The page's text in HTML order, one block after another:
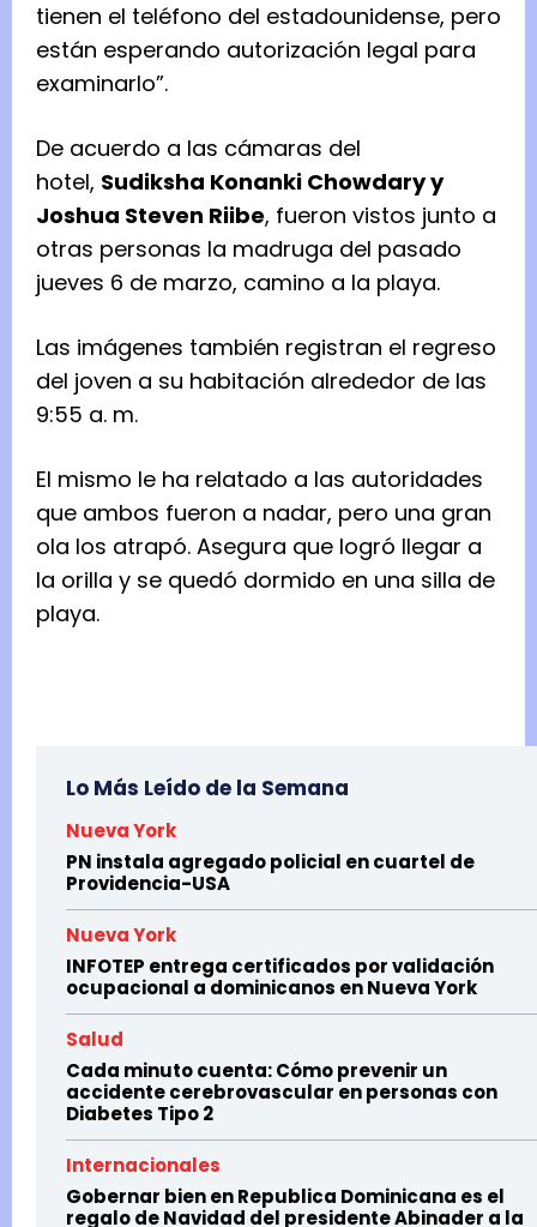
tienen el teléfono del estadounidense, pero
están esperando autorización legal para
examinarlo”.
De acuerdo a las cámaras del
hotel, Sudiksha Konanki Chowdary y
Joshua Steven Riibe, fueron vistos junto a
otras personas la madruga del pasado
jueves 6 de marzo, camino a la playa.
Las imágenes también registran el regreso
del joven a su habitación alrededor de las
9:55 a. m.
El mismo le ha relatado a las autoridades
que ambos fueron a nadar, pero una gran
ola los atrapó. Asegura que logró llegar a
la orilla y se quedó dormido en una silla de
playa.
Lo Más Leído de la Semana
Nueva York
PN instala agregado policial en cuartel de
Providencia-USA
Nueva York
INFOTEP entrega certificados por validación
ocupacional a dominicanos en Nueva York
Salud
Cada minuto cuenta: Cómo prevenir un
accidente cerebrovascular en personas con
Diabetes Tipo 2
Internacionales
Gobernar bien en Republica Dominicana es el
regalo de Navidad del presidente Abinader a la